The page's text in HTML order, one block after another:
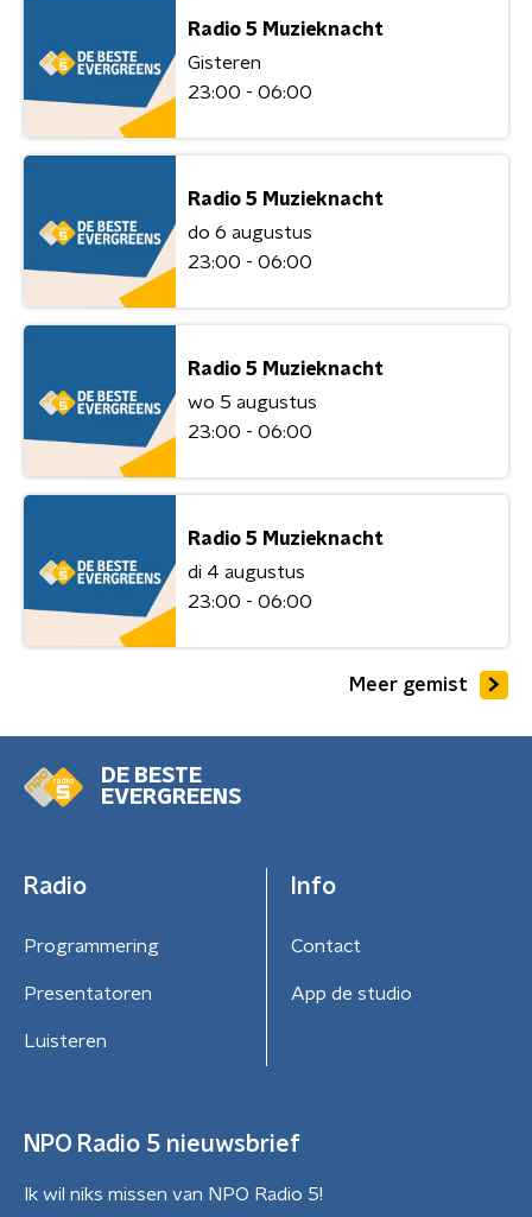
Radio 5 Muzieknacht
Gisteren
23:00 - 06:00
Radio 5 Muzieknacht
do 6 augustus
23:00 - 06:00
Radio 5 Muzieknacht
wo 5 augustus
23:00 - 06:00
Radio 5 Muzieknacht
di 4 augustus
23:00 - 06:00
Meer gemist
DE BESTE
EVERGREENS
Radio
Programmering
Presentatoren
Luisteren
Info
Contact
App de studio
NPO Radio 5 nieuwsbrief
Ik wil niks missen van NPO Radio 5!